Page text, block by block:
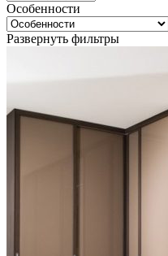
Особенности
Развернуть фильтры